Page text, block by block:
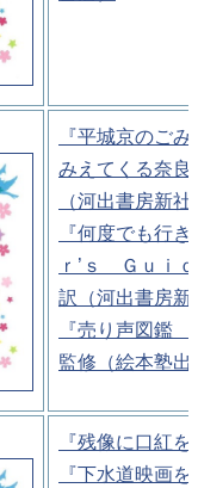
『平城京のご
みえてくる奈
（河出書房新社
『何度でも行
ｒ’ｓ Ｇｕｉ
訳（河出書房新
『売り声図鑑
監修（絵本塾出
『残像に口紅
『下水道映画